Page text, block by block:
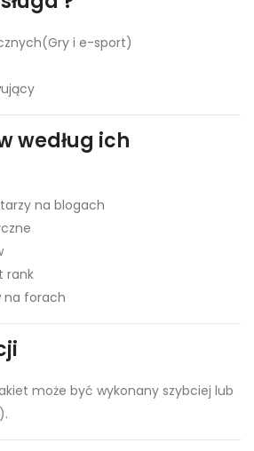
i e-sport)
według ich
na blogach
rank
na forach
może być wykonany szybciej lub